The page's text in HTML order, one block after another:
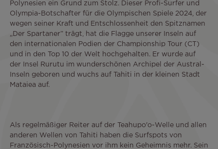
Polynesien ein Grund zum Stolz. Dieser Profi-Surfer und
Olympia-Botschafter für die Olympischen Spiele 2024, der
wegen seiner Kraft und Entschlossenheit den Spitznamen
„Der Spartaner” trägt, hat die Flagge unserer Inseln auf
den internationalen Podien der Championship Tour (CT)
und in den Top 10 der Welt hochgehalten. Er wurde auf
der Insel Rurutu im wunderschönen Archipel der Austral-
Inseln geboren und wuchs auf Tahiti in der kleinen Stadt
Mataiea auf.
Als regelmäßiger Reiter auf der Teahupo'o-Welle und allen
anderen Wellen von Tahiti haben die Surfspots von
Französisch-Polynesien vor ihm kein Geheimnis mehr. Sein